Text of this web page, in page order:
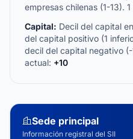
empresas chilenas (1-13).
Capital: Decil del capital
del capital positivo (1
decil del capital negativo
actual: +10
Sede principal
Información registral del SII